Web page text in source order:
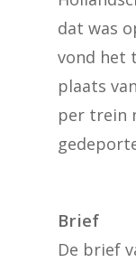
dat was
vond het
plaats
per trein
Brief
De brief